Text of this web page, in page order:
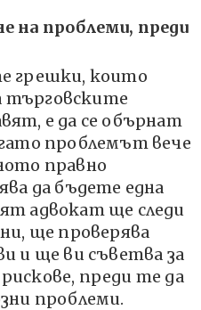
на проблеми, преди
грешки, които
търговските
е да се обърнат
проблемът вече
правно
да бъдете една
адвокат ще следи
ще проверява
и ще ви съветва за
преди те да
проблеми.